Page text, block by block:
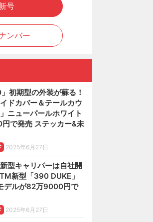
号
ンバー
」初期型の外装が蘇る！
イドカバー＆テールカウ
ニューパールホワイト
で発売 ステッカー&未
2025年6月27日
新型キャリパーは自社開
新型「390 DUKE」
デルが82万9000円で
2025年6月27日